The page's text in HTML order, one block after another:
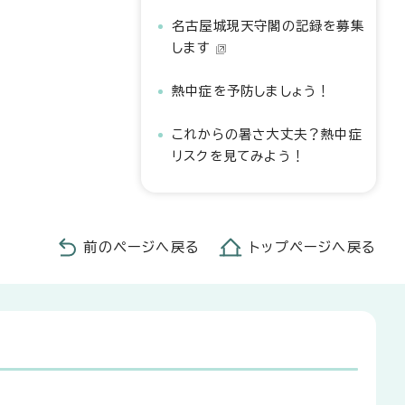
名古屋城現天守閣の記録を募集
します
熱中症を予防しましょう！
これからの暑さ大丈夫？熱中症
リスクを見てみよう！
前のページへ戻る トップページへ戻る